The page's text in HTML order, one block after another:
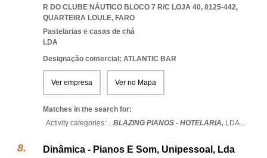
R DO CLUBE NÁUTICO BLOCO 7 R/C LOJA 40, 8125-442,
QUARTEIRA LOULE, FARO
Pastelarias e casas de chá
LDA
Designação comercial: ATLANTIC BAR
Ver empresa Ver no Mapa
Matches in the search for:
Activity categories: ...BLAZING PIANOS - HOTELARIA, LDA...
Dinâmica - Pianos E Som, Unipessoal, Lda